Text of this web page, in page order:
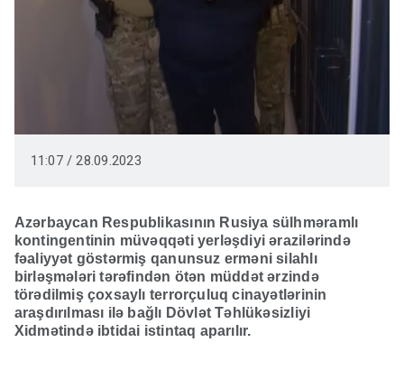
11:07 / 28.09.2023
Azərbaycan Respublikasının Rusiya sülhməramlı
kontingentinin müvəqqəti yerləşdiyi ərazilərində
fəaliyyət göstərmiş qanunsuz erməni silahlı
birləşmələri tərəfindən ötən müddət ərzində
törədilmiş çoxsaylı terrorçuluq cinayətlərinin
araşdırılması ilə bağlı Dövlət Təhlükəsizliyi
Xidmətində ibtidai istintaq aparılır.